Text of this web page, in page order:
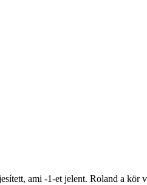
ami -1-et jelent. Roland a kör